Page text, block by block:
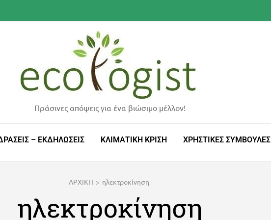
Πράσινες απόψεις για ένα βιώσιμο μέλλον!
– ΕΚΔΗΛΩΣΕΙΣ ΚΛΙΜΑΤΙΚΗ ΚΡΙΣΗ ΧΡΗΣΤΙΚΕΣ ΣΥΜΒΟΥΛΕΣ
ΑΡΧΙΚΗ > ηλεκτροκίνηση
ηλεκτροκίνηση